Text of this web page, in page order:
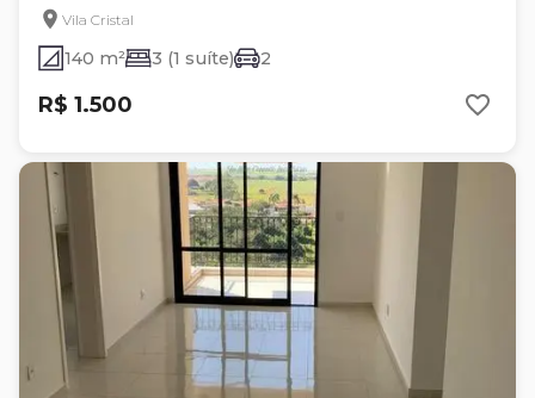
Vila Cristal
140 m² 3 (1 suíte) 2
R$ 1.500